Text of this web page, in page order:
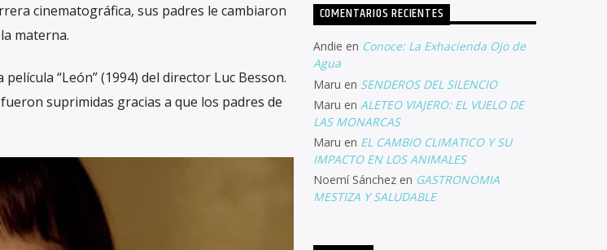
cinematográfica, sus padres le cambiaron
materna.
“León” (1994) del director Luc Besson.
suprimidas gracias a que los padres de
COMENTARIOS RECIENTES
Andie en Conoce: La Exhacienda Ojo de
Agua
Maru en SENDEROS DEL SILENCIO
Maru en ALETEO VIAJERO: EL VUELO DE
LAS MONARCAS
Maru en EL CAMBIO CLIMATICO Y SU
IMPACTO EN LOS ANIMALES
Noemí Sánchezen GASTRONOMIA
MESTIZA Y SALUDABLE